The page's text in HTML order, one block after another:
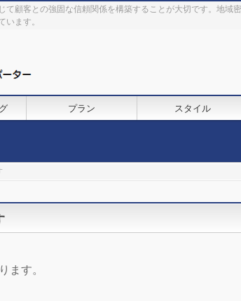
て顧客との強固な信頼関係を構築することが大切です。地域
います。
プラン スタイル
ます。